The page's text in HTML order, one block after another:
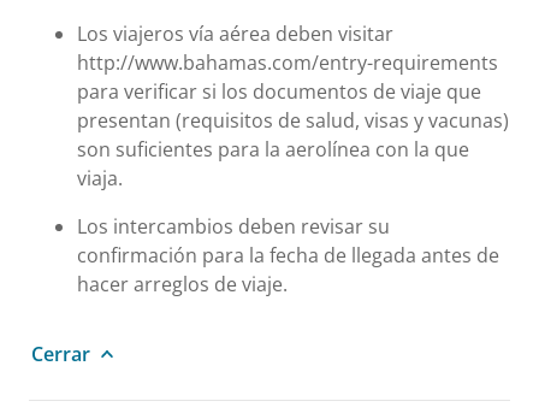
Los viajeros vía aérea deben visitar
http://www.bahamas.com/entry-requirements
para verificar si los documentos de viaje que
presentan (requisitos de salud, visas y vacunas)
son suficientes para la aerolínea con la que
viaja.
Los intercambios deben revisar su
confirmación para la fecha de llegada antes de
hacer arreglos de viaje.
Cerrar